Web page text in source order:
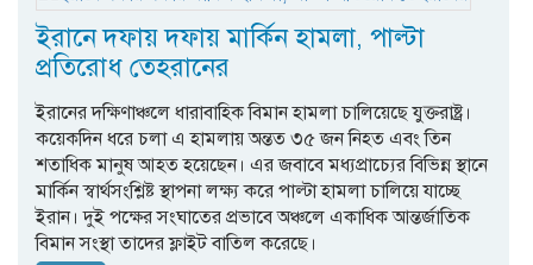
ইরানে দফায় দফায় মার্কিন হামলা, পাল্টা
প্রতিরোধ তেহরানের
ইরানের দক্ষিণাঞ্চলে ধারাবাহিক বিমান হামলা চালিয়েছে যুক্তরাষ্ট্র।
কয়েকদিন ধরে চলা এ হামলায় অন্তত ৩৫ জন নিহত এবং তিন
শতাধিক মানুষ আহত হয়েছেন। এর জবাবে মধ্যপ্রাচ্যের বিভিন্ন স্থানে
মার্কিন স্বার্থসংশ্লিষ্ট স্থাপনা লক্ষ্য করে পাল্টা হামলা চালিয়ে যাচ্ছে
ইরান। দুই পক্ষের সংঘাতের প্রভাবে অঞ্চলে একাধিক আন্তর্জাতিক
বিমান সংস্থা তাদের ফ্লাইট বাতিল করেছে।